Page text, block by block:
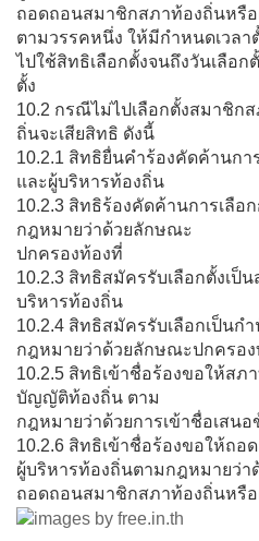
ถอดถอนสมาชิกสภาท้องถิ่นหรือ
ตามวรรคหนึ่ง ให้มีกำหนดเวลา
ไปใช้สิทธิเลือกตั้งจนถึงวันเลือ
ตั้ง
10.2 กรณีไม่ไปเลือกตั้งสมาชิก
ถิ่นจะเสียสิทธิ ดังนี้
10.2.1 สิทธิยื่นคำร้องคัดค้านก
และผู้บริหารท้องถิ่น
10.2.3 สิทธิร้องคัดค้านการเลื
กฎหมายว่าด้วยลักษณะ
ปกครองท้องที่
10.2.3 สิทธิสมัครรับเลือกตั้งเป็
บริหารท้องถิ่น
10.2.4 สิทธิสมัครรับเลือกเป็นก
กฎหมายว่าด้วยลักษณะปกครอง
10.2.5 สิทธิเข้าชื่อร้องขอให้ส
บัญญัติท้องถิ่น ตาม
กฎหมายว่าด้วยการเข้าชื่อเส
10.2.6 สิทธิเข้าชื่อร้องขอให้ถ
ผู้บริหารท้องถิ่นตามกฎหมายว่า
ถอดถอนสมาชิกสภาท้องถิ่นหรื